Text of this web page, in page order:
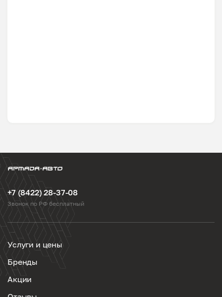
+7 (8422) 28-37-08
Звонок по РФ бесплатный
Услуги и цены
Бренды
Акции